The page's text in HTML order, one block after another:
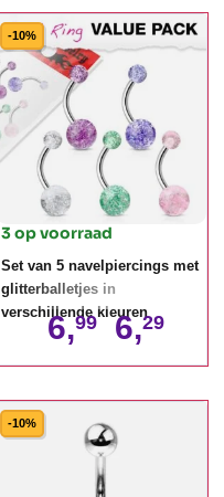
-10%
3 op voorraad
Set van 5 navelpiercings met
glitterballetjes in
verschillende kleuren
6,99 6,29
-10%